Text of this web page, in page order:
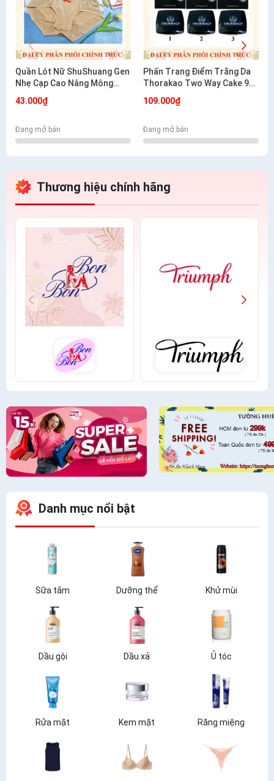
Quần Lót Nữ ShuShuang Gen
Nhẹ Cạp Cao Nâng Mông
43.000₫
Đang mở bán
Phấn Trang Điểm Trắng Da
Thorakao Two Way Cake 9g
109.000₫
Đang mở bán
Thương hiệu chính hãng
Danh mục nổi bật
Sữa tắm Dưỡng thể Khử mùi
Dầu gội Dầu xả Ủ tóc
Rửa mặt Kem mặt Răng miệng